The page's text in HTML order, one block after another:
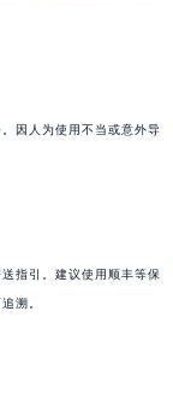
因人为使用不当或意外导
指引。建议使用顺丰等保
溯。